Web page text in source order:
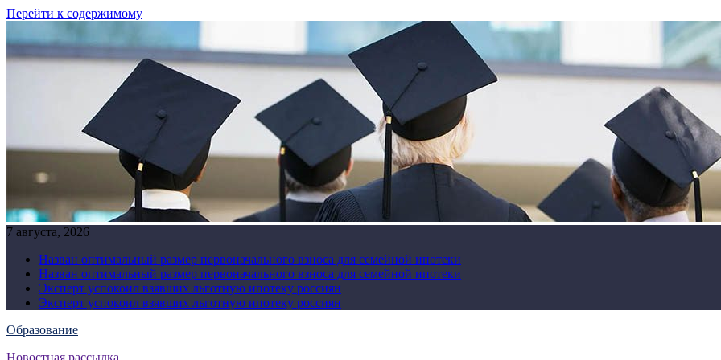
Перейти к содержимому
7 августа, 2026
Назван оптимальный размер первоначального взноса для семейной ипотеки
Назван оптимальный размер первоначального взноса для семейной ипотеки
Эксперт успокоил взявших льготную ипотеку россиян
Эксперт успокоил взявших льготную ипотеку россиян
Образование
Новостная рассылка